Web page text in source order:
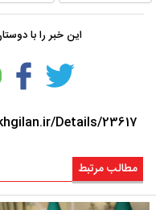
این خبر را با
Details/23617
مطالب مرتبط